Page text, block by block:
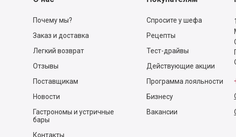
Почему мы?
Заказ и доставка
Легкий возврат
Отзывы
Поставщикам
Новости
Гастрономы и устричные
бары
Контакты
Спросите у шефа
Рецепты
Тест-драйвы
Действующие акции
Программа лояльности
Бизнесу
Вакансии